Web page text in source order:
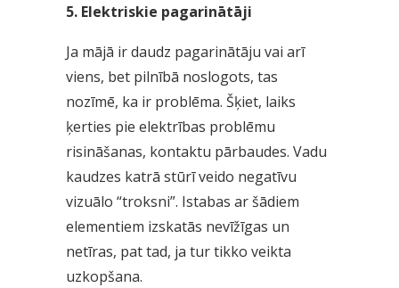
5. Elektriskie pagarinātāji
Ja mājā ir daudz pagarinātāju vai arī
viens, bet pilnībā noslogots, tas
nozīmē, ka ir problēma. Šķiet, laiks
ķerties pie elektrības problēmu
risināšanas, kontaktu pārbaudes. Vadu
kaudzes katrā stūrī veido negatīvu
vizuālo “troksni”. Istabas ar šādiem
elementiem izskatās nevīžīgas un
netīras, pat tad, ja tur tikko veikta
uzkopšana.